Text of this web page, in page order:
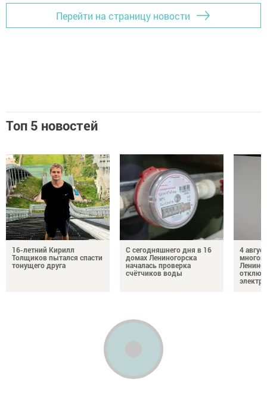
Перейти на страницу новости
Топ 5 новостей
16-летний Кирилл
Толщиков пытался спасти
тонущего друга
С сегодняшнего дня в 16
домах Лениногорска
началась проверка
счётчиков воды
4